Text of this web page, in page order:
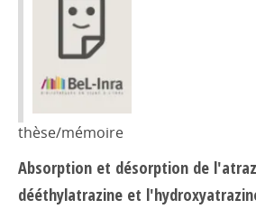
thèse/mémoire
Absorption et désorption de
dééthylatrazine et